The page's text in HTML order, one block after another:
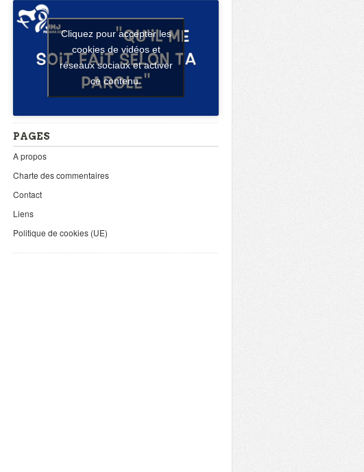
Cliquez pour accepter les
cookies de vidéos et
réseaux sociaux et activer
ce contenu.
PAGES
A propos
Charte des commentaires
Contact
Liens
Politique de cookies (UE)